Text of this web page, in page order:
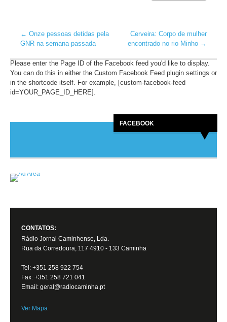
← Onze pessoas detidas pela
GNR na semana passada
Cerveira: Corpo de mulher
encontrado no rio Minho →
Please enter the Page ID of the Facebook feed you'd like to display.
You can do this in either the Custom Facebook Feed plugin settings or
in the shortcode itself. For example, [custom-facebook-feed
id=YOUR_PAGE_ID_HERE].
FACEBOOK
CONTATOS:
Rádio Jornal Caminhense, Lda.
Rua da Corredoura, 117 4910 - 133 Caminha
Tel: +351 258 922 754
Fax: +351 258 721 041
Email: geral@radiocaminha.pt
Ver Mapa